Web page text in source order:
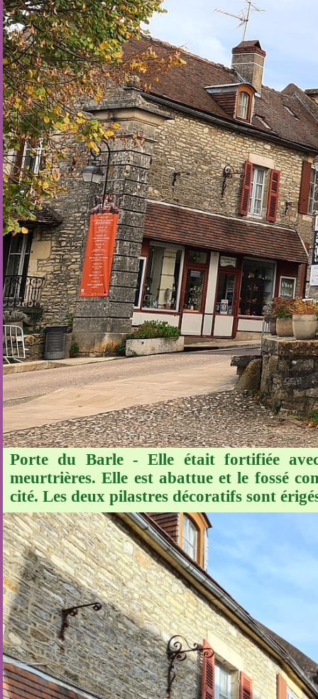
Porte du Barle - Elle était fortifiée
meurtrières. Elle est abattue et le fossé
cité. Les deux pilastres décoratifs sont